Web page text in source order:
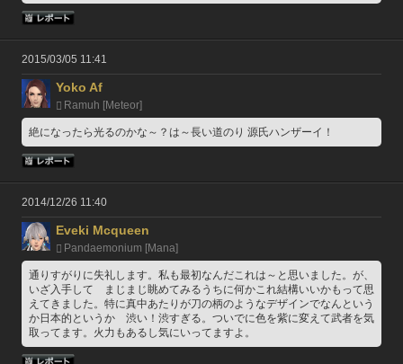
2015/03/05 11:41
Yoko Af
Ramuh [Meteor]
絶になったら光るのかな～？は～長い道のり 源氏ハンザーイ！
2014/12/26 11:40
Eveki Mcqueen
Pandaemonium [Mana]
通りすがりに失礼します。私も最初なんだこれは～と思いました。が、
いざ入手して　まじまじ眺めてみるうちに何かこれ結構いいかもって思
えてきました。特に真中あたりが刀の柄のようなデザインでなんという
か日本的というか　渋い！渋すぎる。ついでに色を紫に変えて武者を気
取ってます。火力もあるし気にいってますよ。